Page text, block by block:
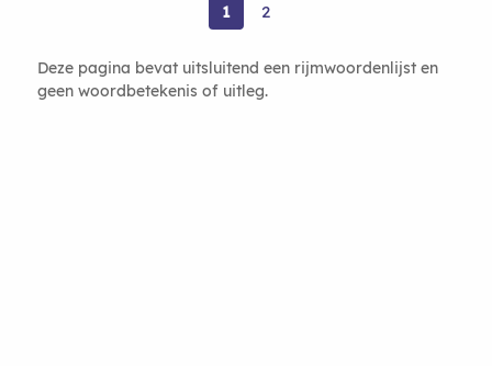
1 2
Deze pagina bevat uitsluitend een rijmwoordenlijst en
geen woordbetekenis of uitleg.